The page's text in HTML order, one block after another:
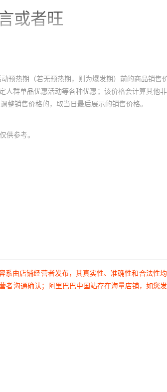
预热期（若无预热期，则为爆发期）前的商品销售
人群单品优惠活动等各种优惠；该价格会计算其他
销售价格的，取当日最后展示的销售价格。
供参考。
由店铺经营者发布，其真实性、准确性和合法性
者沟通确认；阿里巴巴中国站存在海量店铺，如您